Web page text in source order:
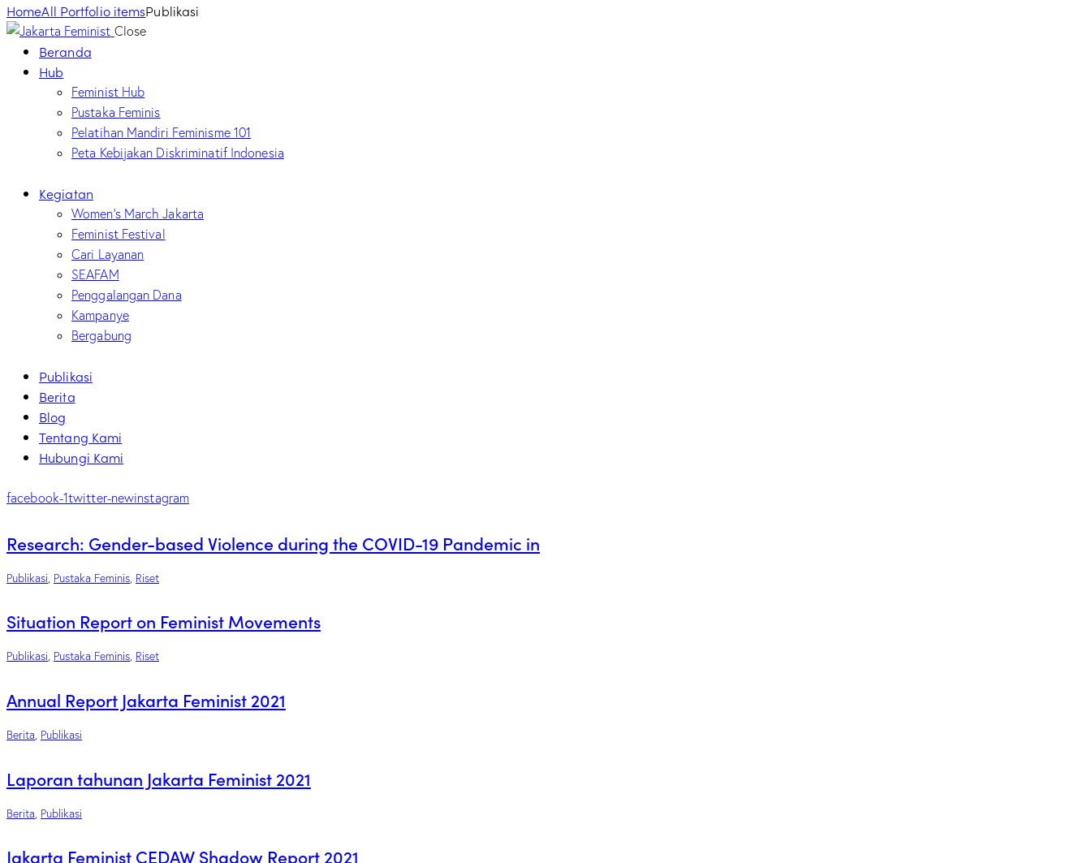
HomeAll Portfolio itemsPublikasi
Close
Beranda
Hub
Feminist Hub
Pustaka Feminis
Pelatihan Mandiri Feminisme 101
Peta Kebijakan Diskriminatif Indonesia
Kegiatan
Women’s March Jakarta
Feminist Festival
Cari Layanan
SEAFAM
Penggalangan Dana
Kampanye
Bergabung
Publikasi
Berita
Blog
Tentang Kami
Hubungi Kami
facebook-1twitter-newinstagram
Research: Gender-based Violence during the COVID-19 Pandemic in
Publikasi, Pustaka Feminis, Riset
Situation Report on Feminist Movements
Publikasi, Pustaka Feminis, Riset
Annual Report Jakarta Feminist 2021
Berita, Publikasi
Laporan tahunan Jakarta Feminist 2021
Berita Publikasi
Jakarta Feminist CEDAW Shadow Report 2021